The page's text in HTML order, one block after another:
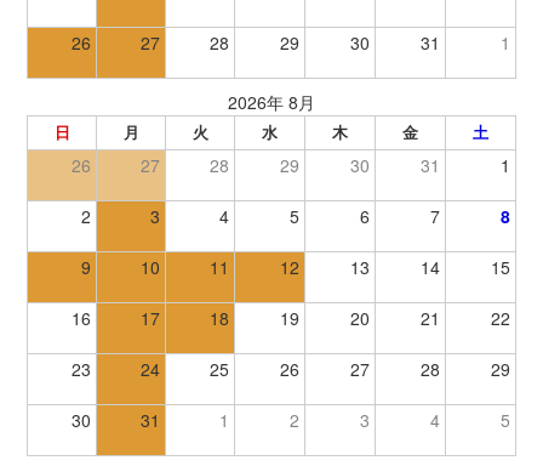
26 27 28 29 30 31 1
2026年 8月
日 月 火 水 木 金 土
26 27 28 29 30 31 1
2 3 4 5 6 7 8
9 10 11 12 13 14 15
16 17 18 19 20 21 22
23 24 25 26 27 28 29
30 31 1 2 3 4 5